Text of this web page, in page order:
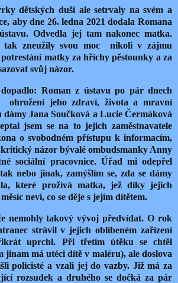
dětských duší ale setrvaly na svém a
aby dne 26. ledna 2021 dodala Romana
Odvedla jej tam nakonec matka.
tak zneužily svou moc
nikoli v zájmu
potrestání matky za hříchy pěstounky a za
svůj názor.
Roman z ústavu po pár dnech
ohrožení jeho zdraví, života a mravní
dámy Jana Součková a Lucie Čermáková
jsem se na to jejich zaměstnavatele
o svobodném přístupu k informacím,
názor bývalé ombudsmanky Anny
sociální pracovnice. Úřad mi odepřel
nebo jinak, zamýšlím se, zda se dámy
které prožívá matka, jež díky jejich
neví, co se děje s jejím dítětem.
nemohly takový vývoj předvídat. O rok
strávil v jejich oblíbeném zařízení
uprchl. Při třetím útěku se chtěl
jinam má utéci dítě v maléru), ale doslova
policisté a vzali jej do vazby. Již má za
rozsudek a druhého se dočká za pár